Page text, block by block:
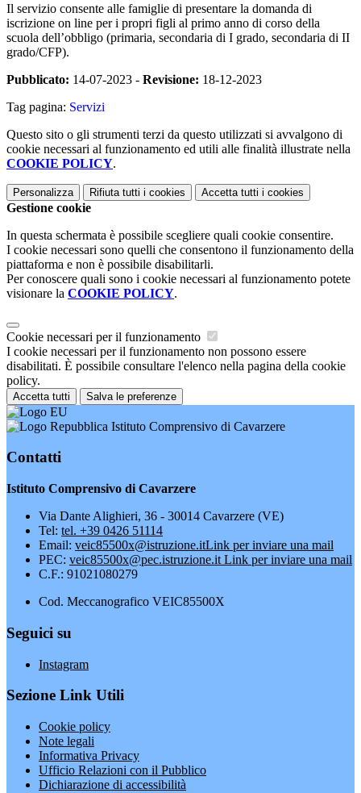
Il servizio consente alle famiglie di presentare la domanda di
iscrizione on line per i propri figli al primo anno di corso della
scuola dell’obbligo (primaria, secondaria di I grado, secondaria di II
grado/CFP).
Pubblicato: 14-07-2023 - Revisione: 18-12-2023
Tag pagina: Servizi
Questo sito o gli strumenti terzi da questo utilizzati si avvalgono di
cookie necessari al funzionamento ed utili alle finalità illustrate nella
COOKIE POLICY.
Personalizza Rifiuta tutti i cookies Accetta tutti i cookies
Gestione cookie
In questa schermata è possibile scegliere quali cookie consentire.
I cookie necessari sono quelli che consentono il funzionamento della
piattaforma e non è possibile disabilitarli.
Per conoscere quali sono i cookie necessari al funzionamento potete
visionare la COOKIE POLICY.
Cookie necessari per il funzionamento
I cookie necessari per il funzionamento non possono essere
disabilitati. È possibile consultare l'elenco nella pagina della cookie
policy.
Accetta tutti Salva le preferenze
Istituto Comprensivo di Cavarzere
Contatti
Istituto Comprensivo di Cavarzere
Via Dante Alighieri, 36 - 30014 Cavarzere (VE)
Tel: tel. +39 0426 51114
Email: veic85500x@istruzione.itLink per inviare una mail
PEC: veic85500x@pec.istruzione.it Link per inviare una mail
C.F.: 91021080279
Cod. Meccanografico VEIC85500X
Seguici su
Instagram
Sezione Link Utili
Cookie policy
Note legali
Informativa Privacy
Ufficio Relazioni con il Pubblico
Dichiarazione di accessibilità